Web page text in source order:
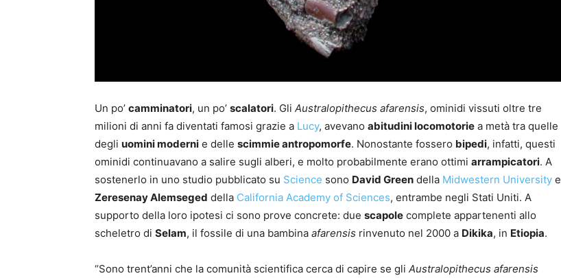
Un po’ camminatori, un po’ scalatori. Gli Australopithecus afarensis, ominidi vissuti oltre tre
milioni di anni fa diventati famosi grazie a Lucy, avevano abitudini locomotorie a metà tra quelle
degli uomini moderni e delle scimmie antropomorfe. Nonostante fossero bipedi, infatti, questi
ominidi continuavano a salire sugli alberi, e molto probabilmente erano ottimi arrampicatori. A
sostenerlo in uno studio pubblicato su Science sono David Green della Midwestern University e
Zeresenay Alemseged della California Academy of Sciences, entrambe negli Stati Uniti. A
supporto della loro ipotesi ci sono prove concrete: due scapole complete appartenenti allo
scheletro di Selam, il fossile di una bambina afarensis rinvenuto nel 2000 a Dikika, in Etiopia.
“Sono trent’anni che la comunità scientifica cerca di capire se gli Australopithecus afarensis